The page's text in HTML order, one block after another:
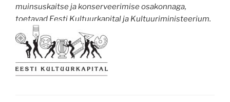
muinsuskaitse ja konserveerimise osakonnaga,
toetavad Eesti Kultuurkapital ja Kultuuriministeerium.